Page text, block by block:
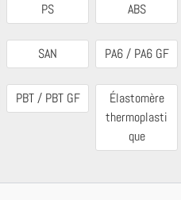
PS ABS
SAN PA6 / PA6 GF
PBT / PBT GF
Élastomère
thermoplasti
que